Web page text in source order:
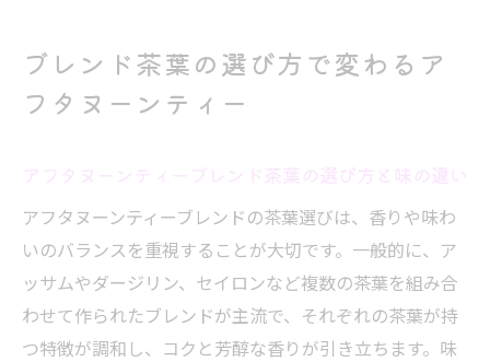
ブレンド茶葉の選び方で変わるア
フタヌーンティー
アフタヌーンティーブレンドの茶葉選びは、香りや味わ
いのバランスを重視することが大切です。一般的に、ア
ッサムやダージリン、セイロンなど複数の茶葉を組み合
わせて作られたブレンドが主流で、それぞれの茶葉が持
つ特徴が調和し、コクと芳醇な香りが引き立ちます。味